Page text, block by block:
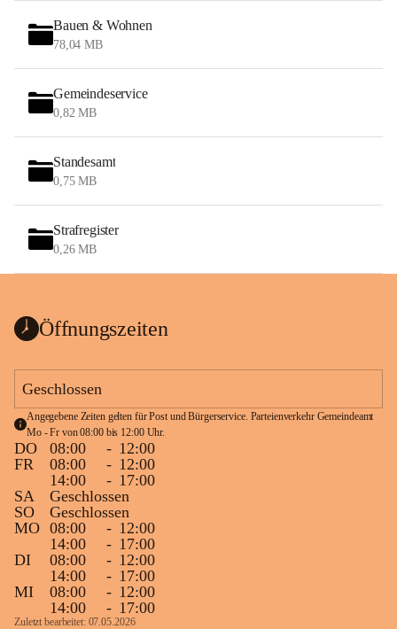
Bauen & Wohnen
78,04 MB
Gemeindeservice
0,82 MB
Standesamt
0,75 MB
Strafregister
0,26 MB
Öffnungszeiten
Geschlossen
Angegebene Zeiten gelten für Post und Bürgerservice. Parteienverkehr Gemeindeamt
Mo - Fr von 08:00 bis 12:00 Uhr.
DO 08:00 - 12:00
FR
08:00 - 12:00
14:00
- 17:00
SA
Geschlossen
SO
Geschlossen
MO 08:00 - 12:00
14:00
- 17:00
DI
08:00 - 12:00
14:00
- 17:00
MI
08:00 - 12:00
14:00
- 17:00
Zuletzt bearbeitet: 07.05.2026